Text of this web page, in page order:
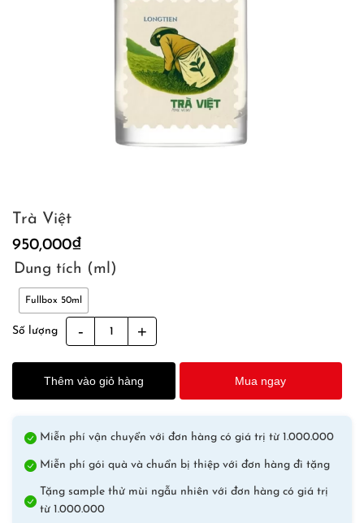
Trà Việt
950,000₫
Dung tích (ml)
Fullbox 50ml
Số lượng
Việt
quantity
Thêm vào giỏ hàng
Mua ngay
Miễn phí vận chuyển với đơn hàng có giá trị từ 1.000.000
Miễn phí gói quà và chuẩn bị thiệp với đơn hàng đi tặng
Tặng sample thử mùi ngẫu nhiên với đơn hàng có giá trị
từ 1.000.000